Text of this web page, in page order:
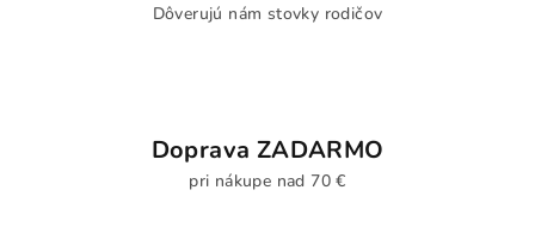
Dôverujú nám stovky rodičov
Doprava ZADARMO
pri nákupe nad 70 €